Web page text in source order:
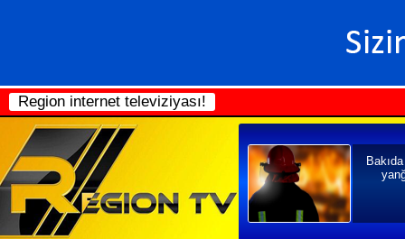
Region internet televiziyası!